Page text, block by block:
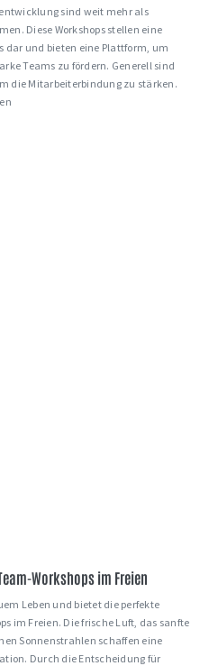
sind weit mehr als
Diese Workshops stellen eine
dar und bieten eine Plattform, um
Teams zu fördern. Generell sind
die Mitarbeiterbindung zu stärken.
Workshops im Freien
Leben und bietet die perfekte
im Freien. Die frische Luft, das sanfte
Sonnenstrahlen schaffen eine
Durch die Entscheidung für